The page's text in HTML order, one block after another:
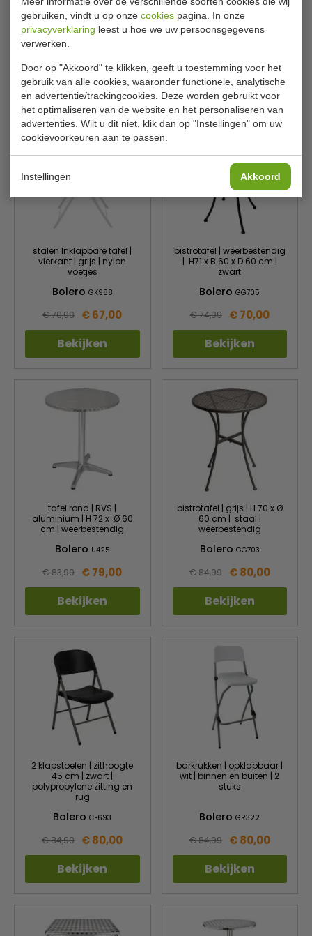
gebruiken, vindt u op onze cookies pagina. In onze
privacyverklaring leest u hoe we uw persoonsgegevens
verwerken.
Door op "Akkoord" te klikken, geeft u toestemming voor het
gebruik van alle cookies, waaronder functionele, analytische
en advertentie/trackingcookies. Deze worden gebruikt voor
het optimaliseren van de website en het personaliseren van
advertenties. Wilt u dit niet, klik dan op "Instellingen" om uw
cookievoorkeuren aan te passen.
Instellingen Akkoord
nylon voetjes |
gemonteerd | zwart
BoleroGK989
Bekijken
voetjes | bestand UV
straling | turquoise
BoleroGK985
Bekijken
stalen Inklapbare tafel |
vierkant | grijs | nylon
voetjes
Bolero GK988
€ 70,99 € 67,00
Bekijken
bistrotafel | weerbestendig
| H71 x B 60 x D 60 cm |
zwart
BoleroGG705
€ 74,99 € 70,00
Bekijken
tafel rond | RVS |
aluminium | H 72 x Ø 60
cm | weerbestendig
Bolero U425
€ 83,99 € 79,00
Bekijken
bistrotafel | grijs | H 70 x Ø
60 cm | staal |
weerbestendig
Bolero GG703
€ 84,99 € 80,00
Bekijken
2 klapstoelen | zithoogte
45 cm | zwart |
polypropylene zitting en
rug
BoleroCE693
€ 84,99 € 80,00
Bekijken
barkrukken | opklapbaar |
wit | binnen en buiten | 2
stuks
BoleroGR322
€ 84,99 € 80,00
Bekijken